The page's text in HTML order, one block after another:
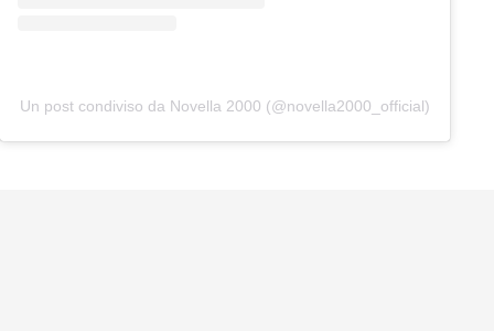
Un post condiviso da Novella 2000 (@novella2000_official)